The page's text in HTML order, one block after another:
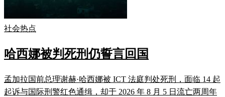
社会热点
哈西娜被判死刑仍誓言回国
孟加拉国前总理谢赫·哈西娜被 ICT 法庭判处死刑，面临 14 起
起诉与国际刑警红色通缉，却于 2026 年 8 月 5 日流亡两周年